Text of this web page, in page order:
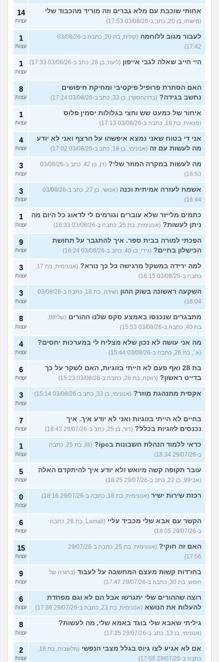
אחותי שוכבת עם מלא גברים וזה מוריד מהכבוד שלי
(מישהו, בן 20, כתב ב-03/08/26 17:53)
14
עצות
לעבור מגוב ללוחמה
(קולית, בת 20, כתבה ב-03/08/26
17:42)
1
עצות
היי חייב שאלה לגבי אייפון (ליעוז, בן 28, כתב ב-03/08/26 17:33) 1
עצות
האם הסתרת פרופיל פיקטיבי ומחיקת חיפושים
נחשב בגידה? (בדרןהסקרן, בן 33, כתב ב-03/08/26 17:24)
8
עצות
איחור של כמעט שש וחצי בגלולות יסמין פלוס
(סנאית, בת 18, כתבה ב-03/08/26 17:13)
1
עצות
אני די בטוח שאני נמצא איפשהו על הרצף ואני לא יודע
מה לעשות עם זה (אנונימי, בן 18, כתב ב-03/08/26 17:02)
4
עצות
מה לעשות במקרה המוזר שלי?
(דן, בן 42, כתב ב-03/08/26
16:53)
3
עצות
אשמח לעזרה אמיתית וכנה
(אנושי, בן 27, כתב ב-03/08/26
16:44)
3
עצות
כתמים מלייזר שלא עוברים וגורמים לי לדאוג כל היום מה
ניתן לעשות? (אנונימית, בת 25, כתבה ב-03/08/26 16:33)
1
עצות
הפכתי למורה בבית ספר. איך להתגבר על תחושת
הכישלון בחיים? (גידי, בן 40, כתב ב-03/08/26 16:24)
9
עצות
למה ירידה במשקל מרגישה כל כך נורא?
כתבה ב-03/08/26 16:15)
3
עצות
השקעה ראשונה בשוק ההון
(שירה, בת 18, כתבה ב-03/08/26
16:04)
3
עצות
מתבגרים שנכנסו באמצע סקס שלנו ההורים
בת 40, כתבה ב-03/08/26 15:53)
8
עצות
מה אני עושה לא נכון שלא מצליח לי במערכות יחסים?
(א׳, בת 26, כתבה ב-03/08/26 15:44)
4
עצות
בת 28 ואף פעם לא הייתי בזוגיות, האם לשקר על כך
בדייט ראשון? (רווקה, בת 28, כתבה ב-03/08/26 15:23)
6
עצות
אקסית מתנהגת מוזר? (אנונימי, בן 33, כתב ב-03/08/26 15:14) 3
עצות
בחיים לא הייתי בזוגיות ואני לא יודע איך. איך
נכנסים לזוגיות בכלל? (דור, בן 25, כתב ב-29/07/26 18:43)
7
עצות
כדאי ללמוד הנהלת חשבונות בipc?
(lili, בת 25, כתבה
ב-29/07/26 18:34)
1
עצות
עובר תקופה קשה מיואש ולא יודע איך להיתקדם האלה
(אבי99, בן 22, כתב ב-29/07/26 18:25)
5
עצות
רכזת שירות ישיר (אנונימית, בת 18, כתבה ב-29/07/26 18:16) 0
עצות
הקשר עם אבא שלי מכביד עליי
(Lamali, בת 26, כתבה
ב-29/07/26 18:05)
6
עצות
האם זה חוקי?
(אנונימית, בת 25, כתבה ב-29/07/26
17:56)
15
עצות
בחרדות קשות מעצם המחשבה על לעבוד (בחורה של
חופש, בת 30, כתבה ב-29/07/26 17:47)
9
עצות
רוצה שההורים שלי יתגרשו אבל הם לא וגם מפחדת
להעלות את הנושא (אנונימית, בת 23, כתבה ב-29/07/26 17:36)
6
עצות
גיליתי שאבא שלי בוגד באמא שלי, מה לעשות?
(אנונימי, בן 13, כתב ב-29/07/26 17:25)
8
עצות
אם לא אגיע לצו גיוס בגלל מצבי הנפשי
כתבה ב-29/07/26 17:05)
2
עצות